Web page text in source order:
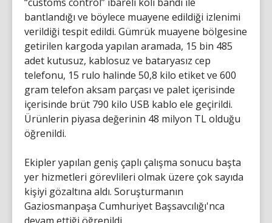
bantlandığı ve böylece muayene edildiği izlenimi
verildiği tespit edildi. Gümrük muayene bölgesine
getirilen kargoda yapılan aramada, 15 bin 485
adet kutusuz, kablosuz ve bataryasız cep
telefonu, 15 rulo halinde 50,8 kilo etiket ve 600
gram telefon aksam parçası ve palet içerisinde
içerisinde brüt 790 kilo USB kablo ele geçirildi.
Ürünlerin piyasa değerinin 48 milyon TL olduğu
öğrenildi.
Ekipler yapılan geniş çaplı çalışma sonucu başta
yer hizmetleri görevlileri olmak üzere çok sayıda
kişiyi gözaltına aldı. Soruşturmanın
Gaziosmanpaşa Cumhuriyet Başsavcılığı'nca
devam ettiği öğrenildi.